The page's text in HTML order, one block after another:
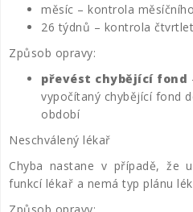
měsíc – kontrola
26 týdnů – kontrola
Způsob opravy:
převést chybějící fond
vypočítaný chybějící fond
období
Neschválený lékař
Chyba nastane v případě, že
funkcí lékař a nemá typ plánu